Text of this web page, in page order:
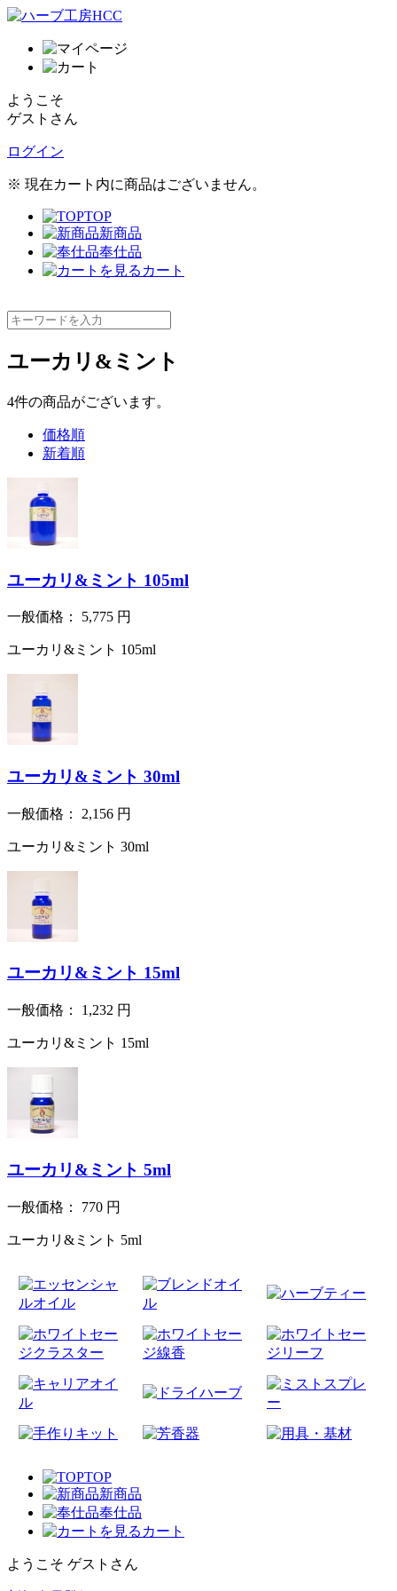
ようこそ
ゲストさん
ログイン
※ 現在カート内に商品はございません。
TOP
新商品
奉仕品
カート
ユーカリ&ミント
4件の商品がございます。
価格順
新着順
ユーカリ&ミント 105ml
一般価格： 5,775 円
ユーカリ&ミント 105ml
ユーカリ&ミント 30ml
一般価格： 2,156 円
ユーカリ&ミント 30ml
ユーカリ&ミント 15ml
一般価格： 1,232 円
ユーカリ&ミント 15ml
ユーカリ&ミント 5ml
一般価格： 770 円
ユーカリ&ミント 5ml
TOP
新商品
奉仕品
カート
ようこそ ゲストさん